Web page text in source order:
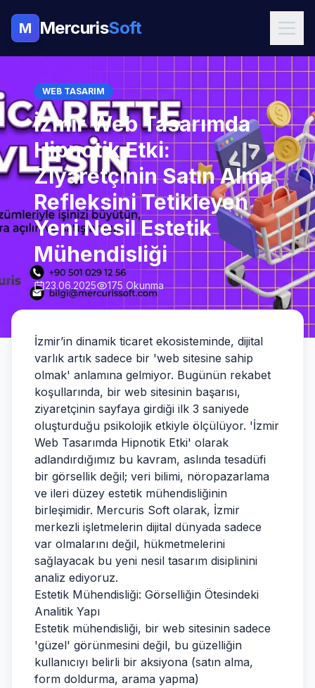
M MercurisSoft
WEB TASARIM
İzmir Web Tasarımda
Hipnotik Etki:
Ziyaretçinin Satın Alma
Refleksini Tetikleyen
Yeni Nesil Estetik
Mühendisliği
23.06.2025 175 Okunma
İzmir’in dinamik ticaret ekosisteminde, dijital
varlık artık sadece bir 'web sitesine sahip
olmak' anlamına gelmiyor. Bugünün rekabet
koşullarında, bir web sitesinin başarısı,
ziyaretçinin sayfaya girdiği ilk 3 saniyede
oluşturduğu psikolojik etkiyle ölçülüyor. 'İzmir
Web Tasarımda Hipnotik Etki' olarak
adlandırdığımız bu kavram, aslında tesadüfi
bir görsellik değil; veri bilimi, nöropazarlama
ve ileri düzey estetik mühendisliğinin
birleşimidir. Mercuris Soft olarak, İzmir
merkezli işletmelerin dijital dünyada sadece
var olmalarını değil, hükmetmelerini
sağlayacak bu yeni nesil tasarım disiplinini
analiz ediyoruz.
Estetik Mühendisliği: Görselliğin Ötesindeki
Analitik Yapı
Estetik mühendisliği, bir web sitesinin sadece
'güzel' görünmesini değil, bu güzelliğin
kullanıcıyı belirli bir aksiyona (satın alma,
form doldurma, arama yapma)